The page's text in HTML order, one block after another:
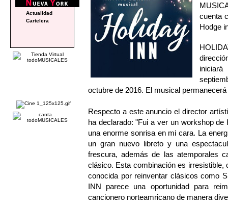
cuenta
Hodge
octubre de 2016. El musical
Respecto a este anuncio el director
ha declarado: "Fui a ver un workshop
una enorme sonrisa en mi cara. La
un gran nuevo libreto y una
frescura, además de las atemporales
clásico. Esta combinación es irresistible,
conocida por reinventar clásicos como
INN parece una oportunidad para
cancionero norteamricano de manera
Actualidad
Cartelera